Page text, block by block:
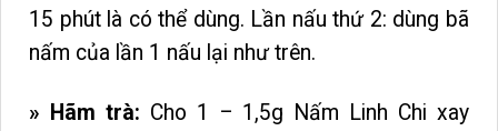
15 phút là có thể dùng. Lần nấu thứ 2: dùng bã
nấm của lần 1 nấu lại như trên.
» Hãm trà: Cho 1 – 1,5g Nấm Linh Chi xay